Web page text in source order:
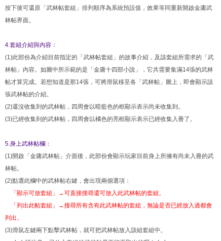
按下後可還原「武林帖套組」排列順序為系統預設值，效果等同重新開啟金庸武
林帖界面。
4.套組介紹與內容：
(1)此部份為介紹目前指定的「武林帖套組」的故事介紹，及該套組所需求的「武
林帖」內容。如圖中所示範的是「金庸十四部小說」，它共需要集滿14張的武林
帖才算完成。若想知道是那14張，可將滑鼠移至各「武林帖」圖上，即會顯示該
張武林帖的介紹。
(2)還沒收集到的武林帖，四周會以暗藍色的框顯示表示尚未收集到。
(3)已經收集到的武林帖，四周會以橘色的亮框顯示表示已經收集入冊了。
5.身上武林帖欄：
(1)開啟「金庸武林帖」介面後，此部份會顯示玩家目前身上所擁有尚未入冊的武
林帖。
(2)點選此欄中的武林帖右鍵，會出現兩個選項：
「顯示可放套組」→可直接搜尋還可放入此武林帖的套組。
「列出此帖套組」→搜尋所有含有此武林帖的套組，無論是否已經放入過都會
列出。
(3)滑鼠左鍵兩下點擊武林帖，就可把武林帖放入該組套組中。